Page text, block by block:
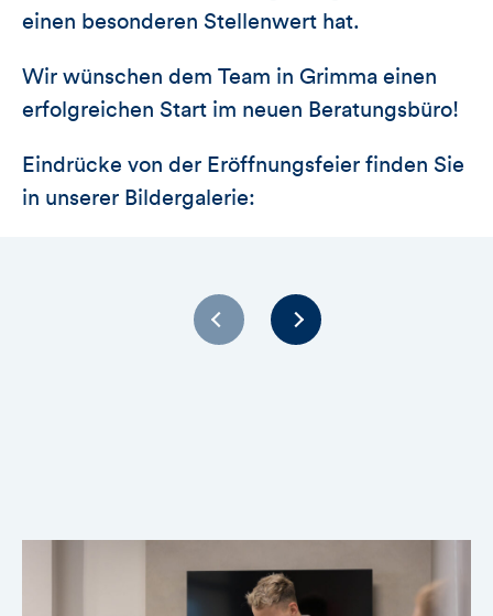
einen besonderen Stellenwert hat.
Wir wünschen dem Team in Grimma einen
erfolgreichen Start im neuen Beratungsbüro!
Eindrücke von der Eröffnungsfeier finden Sie
in unserer Bildergalerie: